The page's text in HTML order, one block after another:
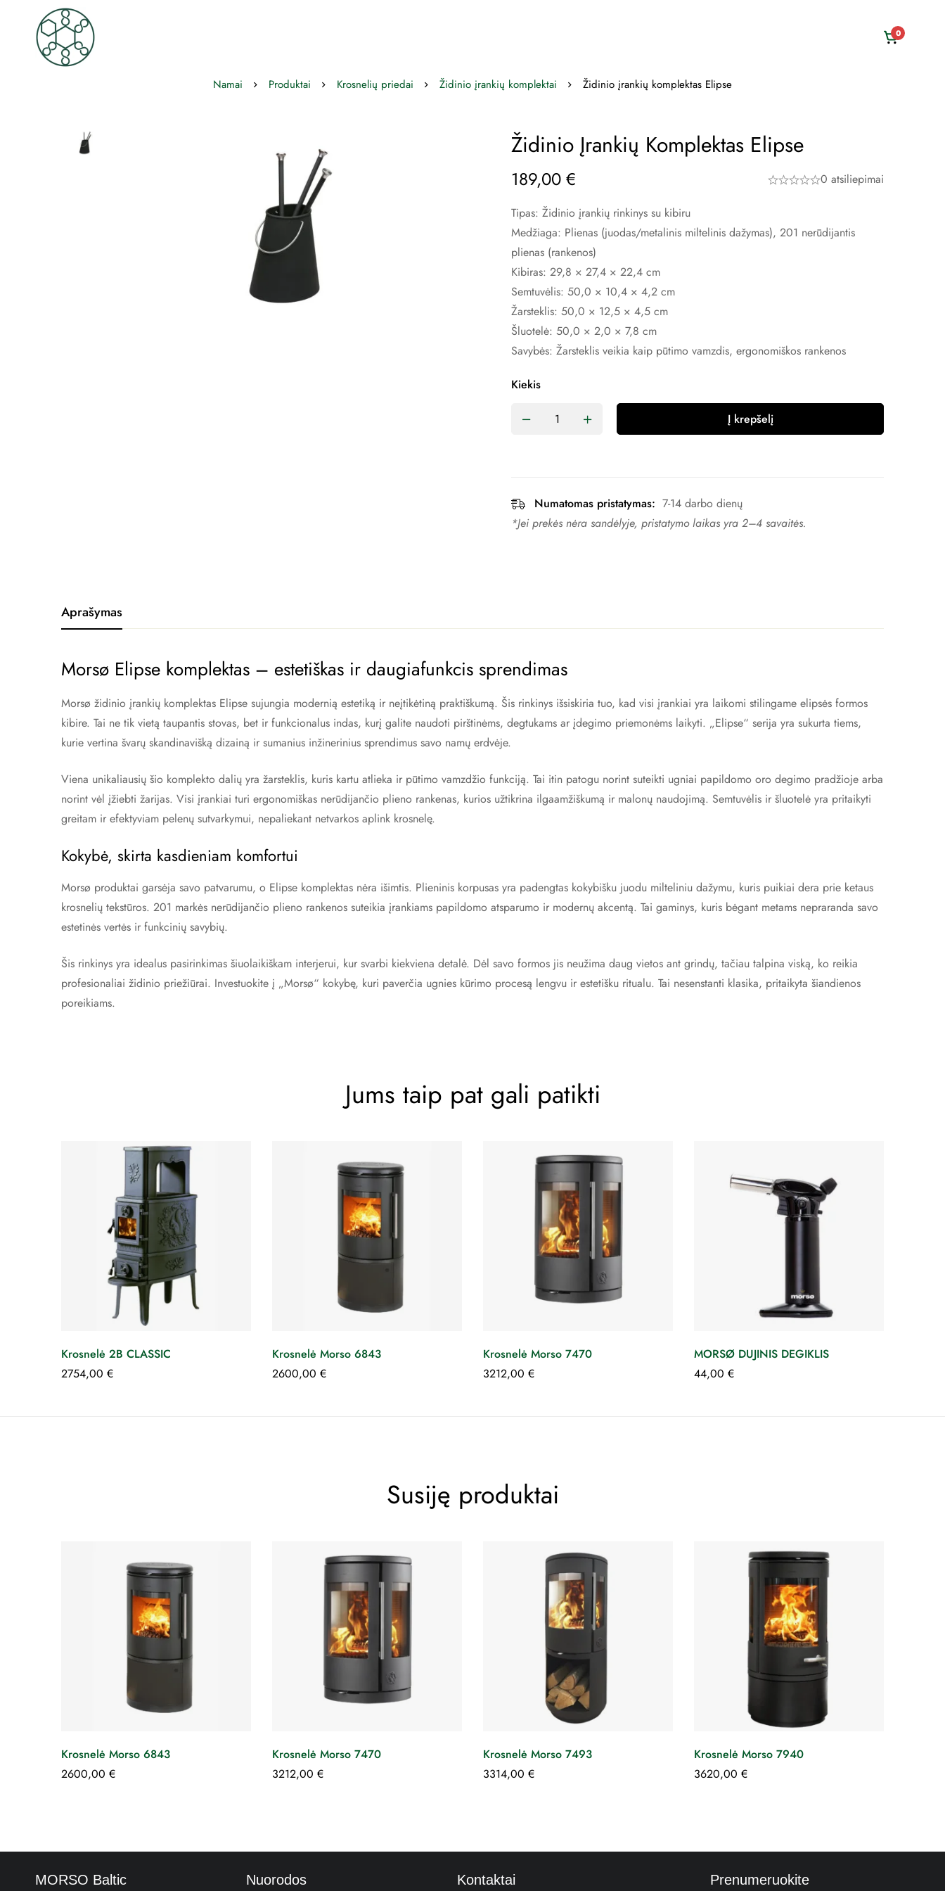
0
Namai Produktai Krosnelių priedai Židinio įrankių komplektai Židinio įrankių komplektas Elipse
Židinio Įrankių Komplektas Elipse
189,00 € 0 atsiliepimai
Tipas: Židinio įrankių rinkinys su kibiru
Medžiaga: Plienas (juodas/metalinis miltelinis dažymas), 201 nerūdijantis
plienas (rankenos)
Kibiras: 29,8 × 27,4 × 22,4 cm
Semtuvėlis: 50,0 × 10,4 × 4,2 cm
Žarsteklis: 50,0 × 12,5 × 4,5 cm
Šluotelė: 50,0 × 2,0 × 7,8 cm
Savybės: Žarsteklis veikia kaip pūtimo vamzdis, ergonomiškos rankenos
Kiekis
Į krepšelį
Numatomas pristatymas: 7-14 darbo dienų
*Jei prekės nėra sandėlyje, pristatymo laikas yra 2–4 ​​savaitės.
Aprašymas
Morsø Elipse komplektas – estetiškas ir daugiafunkcis sprendimas
Morsø židinio įrankių komplektas Elipse sujungia modernią estetiką ir neįtikėtiną praktiškumą. Šis rinkinys išsiskiria tuo, kad visi įrankiai yra laikomi stilingame elipsės formos
kibire. Tai ne tik vietą taupantis stovas, bet ir funkcionalus indas, kurį galite naudoti pirštinėms, degtukams ar įdegimo priemonėms laikyti. „Elipse“ serija yra sukurta tiems,
kurie vertina švarų skandinavišką dizainą ir sumanius inžinerinius sprendimus savo namų erdvėje.
Viena unikaliausių šio komplekto dalių yra žarsteklis, kuris kartu atlieka ir pūtimo vamzdžio funkciją. Tai itin patogu norint suteikti ugniai papildomo oro degimo pradžioje arba
norint vėl įžiebti žarijas. Visi įrankiai turi ergonomiškas nerūdijančio plieno rankenas, kurios užtikrina ilgaamžiškumą ir malonų naudojimą. Semtuvėlis ir šluotelė yra pritaikyti
greitam ir efektyviam pelenų sutvarkymui, nepaliekant netvarkos aplink krosnelę.
Kokybė, skirta kasdieniam komfortui
Morsø produktai garsėja savo patvarumu, o Elipse komplektas nėra išimtis. Plieninis korpusas yra padengtas kokybišku juodu milteliniu dažymu, kuris puikiai dera prie ketaus
krosnelių tekstūros. 201 markės nerūdijančio plieno rankenos suteikia įrankiams papildomo atsparumo ir modernų akcentą. Tai gaminys, kuris bėgant metams nepraranda savo
estetinės vertės ir funkcinių savybių.
Šis rinkinys yra idealus pasirinkimas šiuolaikiškam interjerui, kur svarbi kiekviena detalė. Dėl savo formos jis neužima daug vietos ant grindų, tačiau talpina viską, ko reikia
profesionaliai židinio priežiūrai. Investuokite į „Morsø“ kokybę, kuri paverčia ugnies kūrimo procesą lengvu ir estetišku ritualu. Tai nesenstanti klasika, pritaikyta šiandienos
poreikiams.
Jums taip pat gali patikti
Krosnelė 2B CLASSIC
2754,00 €
Krosnelė Morso 6843
2600,00 €
Krosnelė Morso 7470
3212,00 €
MORSØ DUJINIS DEGIKLIS
44,00 €
Susiję produktai
Krosnelė Morso 6843
2600,00 €
Krosnelė Morso 7470
3212,00 €
Krosnelė Morso 7493
3314,00 €
Krosnelė Morso 7940
3620,00 €
MORSO Baltic Nuorodos Kontaktai Prenumeruokite
E